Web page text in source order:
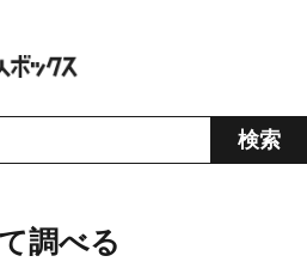
調べる